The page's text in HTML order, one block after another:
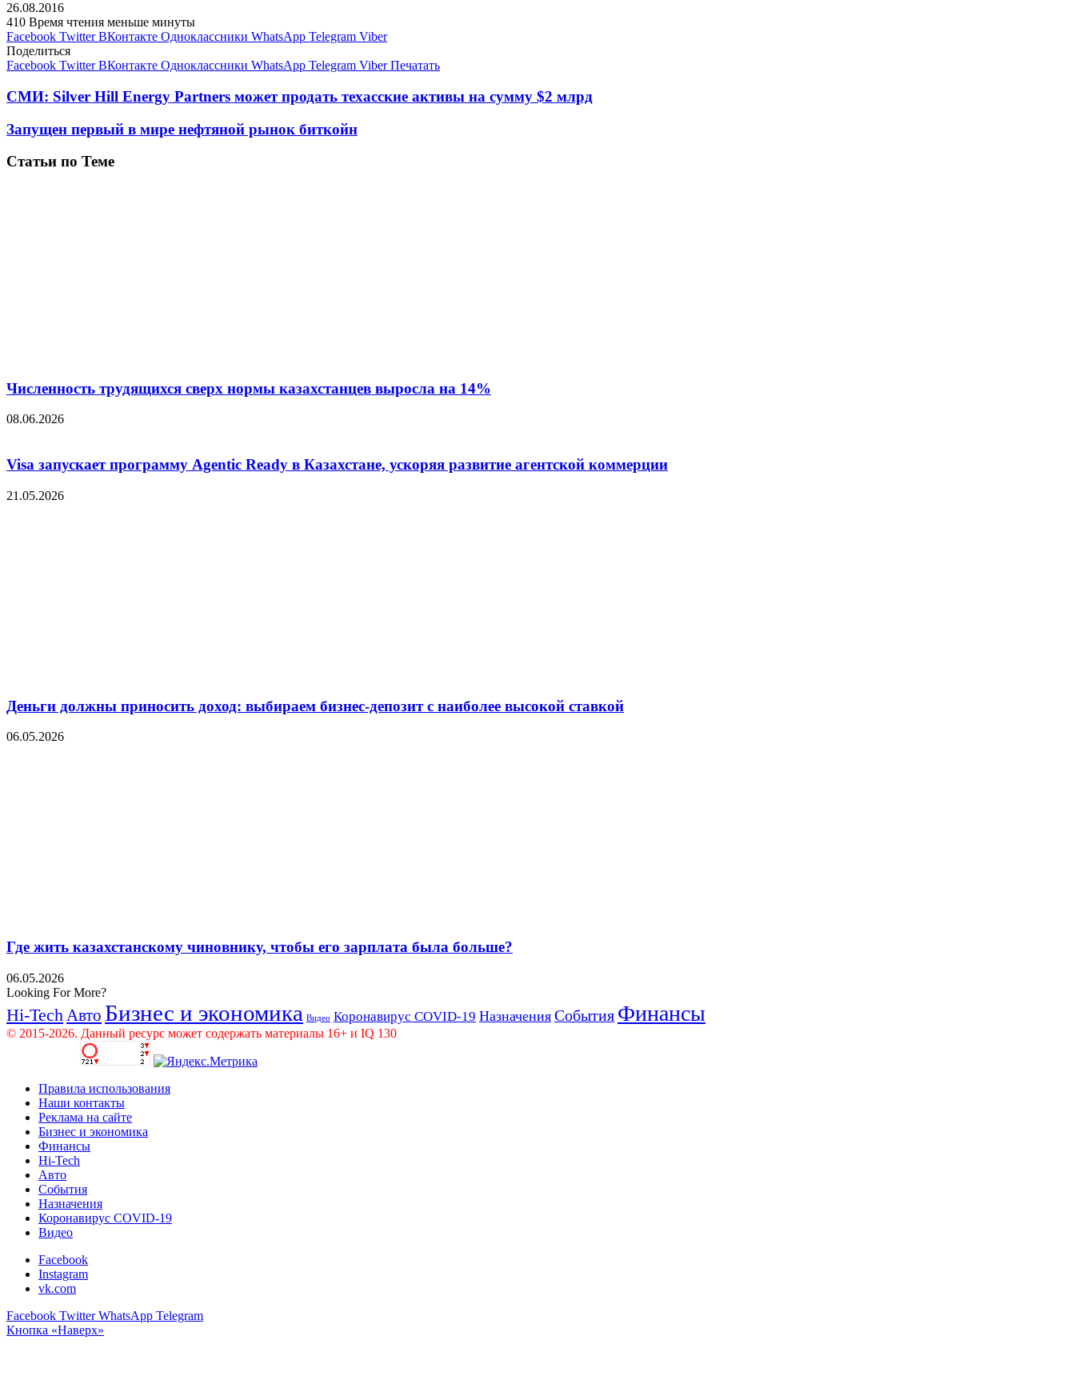
26.08.2016
410 Время чтения меньше минуты
Facebook Twitter ВКонтакте Одноклассники WhatsApp Telegram Viber
Поделиться
Facebook Twitter ВКонтакте Одноклассники WhatsApp Telegram Viber Печатать
СМИ: Silver Hill Energy Partners может продать техасские активы на сумму $2 млрд
Запущен первый в мире нефтяной рынок биткойн
Статьи по Теме
Численность трудящихся сверх нормы казахстанцев выросла на 14%
08.06.2026
Visa запускает программу Agentic Ready в Казахстане, ускоряя развитие агентской коммерции
21.05.2026
Деньги должны приносить доход: выбираем бизнес-депозит с наиболее высокой ставкой
06.05.2026
Где жить казахстанскому чиновнику, чтобы его зарплата была больше?
06.05.2026
Looking For More?
Hi-Tech Авто Бизнес и экономика Видео Коронавирус COVID-19 Назначения События Финансы
© 2015-2026. Данный ресурс может содержать материалы 16+ и IQ 130
Правила использования
Наши контакты
Реклама на сайте
Бизнес и экономика
Финансы
Hi-Tech
Авто
События
Назначения
Коронавирус COVID-19
Видео
Facebook
Instagram
vk.com
Facebook Twitter WhatsApp Telegram
Кнопка «Наверх»